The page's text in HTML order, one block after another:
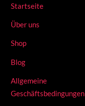
Startseite
Über uns
Shop
Blog
Allgemeine
Geschäftsbedingungen